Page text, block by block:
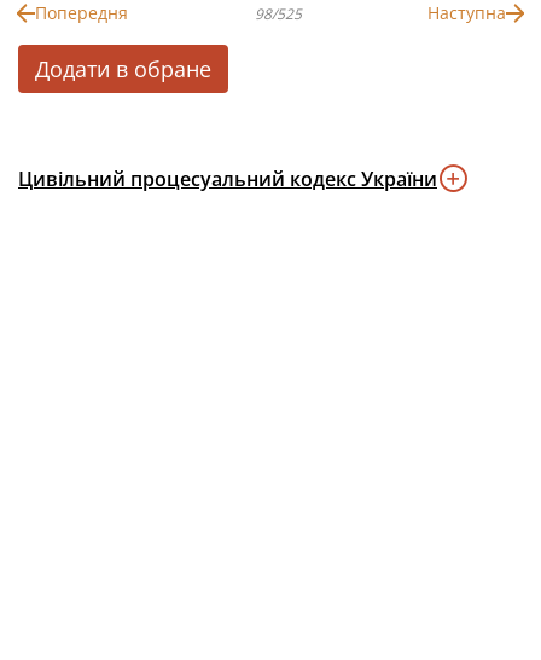
Попередня 98/525 Наступна
Додати в обране
Цивільний процесуальний кодекс України